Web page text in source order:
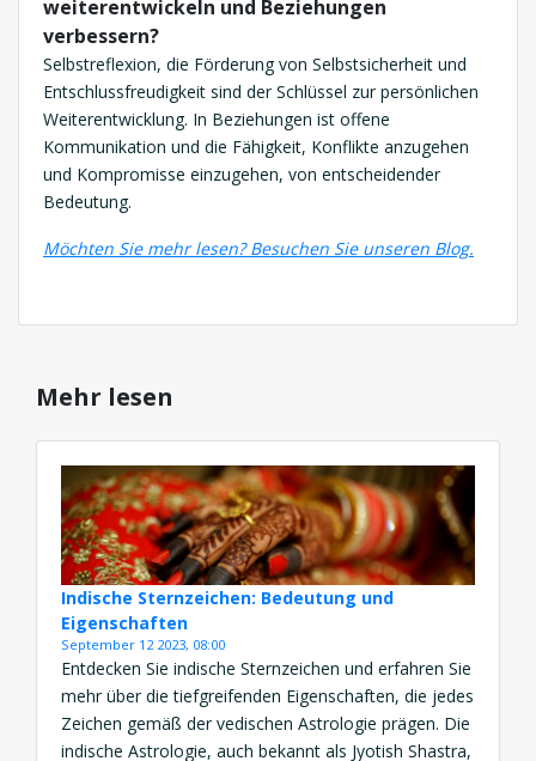
weiterentwickeln und Beziehungen
verbessern?
Selbstreflexion, die Förderung von Selbstsicherheit und
Entschlussfreudigkeit sind der Schlüssel zur persönlichen
Weiterentwicklung. In Beziehungen ist offene
Kommunikation und die Fähigkeit, Konflikte anzugehen
und Kompromisse einzugehen, von entscheidender
Bedeutung.
Möchten Sie mehr lesen? Besuchen Sie unseren Blog.
Mehr lesen
Indische Sternzeichen: Bedeutung und
Eigenschaften
September 12 2023, 08:00
Entdecken Sie indische Sternzeichen und erfahren Sie
mehr über die tiefgreifenden Eigenschaften, die jedes
Zeichen gemäß der vedischen Astrologie prägen. Die
indische Astrologie, auch bekannt als Jyotish Shastra,